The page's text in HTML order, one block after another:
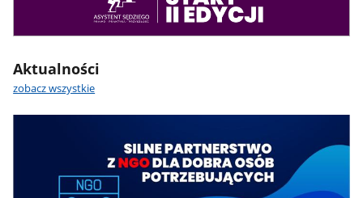
Aktualności
zobacz wszystkie